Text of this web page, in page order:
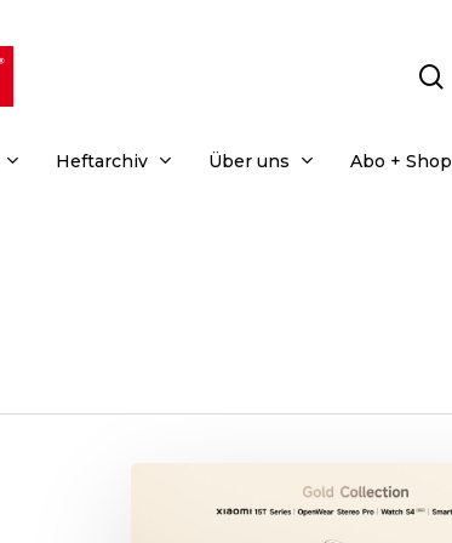
Heftarchiv Über uns Abo + Shop